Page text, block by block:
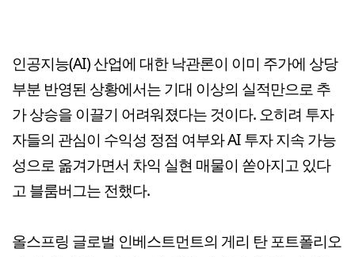
인공지능(AI) 산업에 대한 낙관론이 이미 주가에 상당
부분 반영된 상황에서는 기대 이상의 실적만으로 추
가 상승을 이끌기 어려워졌다는 것이다. 오히려 투자
자들의 관심이 수익성 정점 여부와 AI 투자 지속 가능
성으로 옮겨가면서 차익 실현 매물이 쏟아지고 있다
고 블룸버그는 전했다.
올스프링 글로벌 인베스트먼트의 게리 탄 포트폴리오